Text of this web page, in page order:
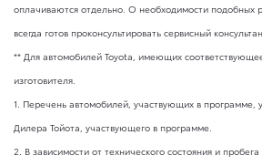
оплачиваются отдельно. О необходимости подобных
всегда готов проконсультировать сервисный
** Для автомобилей Toyota, имеющих
изготовителя.
1. Перечень автомобилей, участвующих в программе,
Дилера Тойота, участвующего в программе.
2. В зависимости от технического состояния и